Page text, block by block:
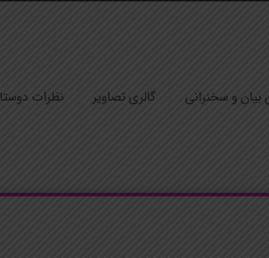
و سخنرانی گالری تصاویر نظرات